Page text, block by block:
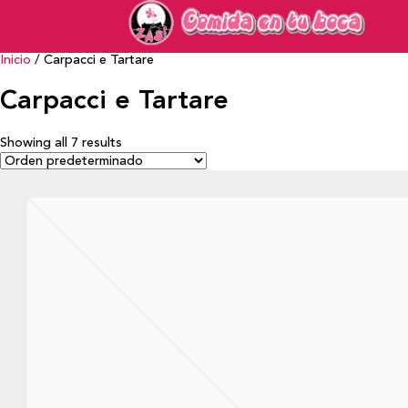
Inicio / Carpacci e Tartare
Carpacci e Tartare
Showing all 7 results